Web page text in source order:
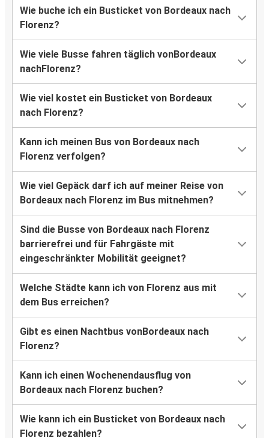
Wie buche ich ein Busticket von Bordeaux nach
Florenz?
Wie viele Busse fahren täglich vonBordeaux
nachFlorenz?
Wie viel kostet ein Busticket von Bordeaux
nach Florenz?
Kann ich meinen Bus von Bordeaux nach
Florenz verfolgen?
Wie viel Gepäck darf ich auf meiner Reise von
Bordeaux nach Florenz im Bus mitnehmen?
Sind die Busse von Bordeaux nach Florenz
barrierefrei und für Fahrgäste mit
eingeschränkter Mobilität geeignet?
Welche Städte kann ich von Florenz aus mit
dem Bus erreichen?
Gibt es einen Nachtbus vonBordeaux nach
Florenz?
Kann ich einen Wochenendausflug von
Bordeaux nach Florenz buchen?
Wie kann ich ein Busticket von Bordeaux nach
Florenz bezahlen?